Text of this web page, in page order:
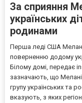
За сприяння
українських
родинами
Перша леді США
поверненню додому
Білому домі, передає
зазначають, що
групу українських та
вказують, з яких